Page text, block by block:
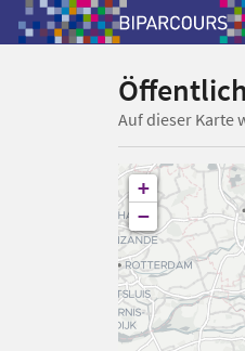
Auf dieser Karte
+
−